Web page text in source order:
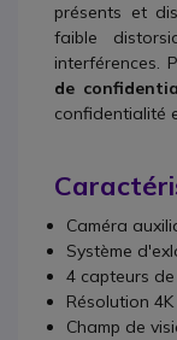
présents et
faible
interférences.
de
confidentialité
Caméra
Système
4 capteurs de
Résolution 4K
Champ de